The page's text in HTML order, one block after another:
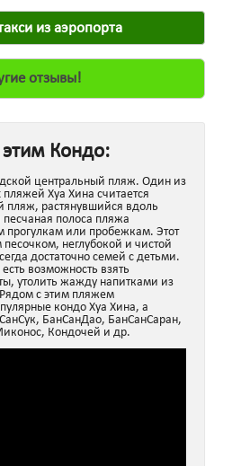
из аэропорта
отзывы!
Кондо:
центральный пляж. Один из
Хуа Хина считается
пляж, растянувшийся вдоль
полоса пляжа
прогулкам или пробежкам. Этот
неглубокой и чистой
достаточно семей с детьми.
возможность взять
утолить жажду напитками из
с этим пляжем
кондо Хуа Хина, а
БанСанДао, БанСанСаран,
Кондочей и др.